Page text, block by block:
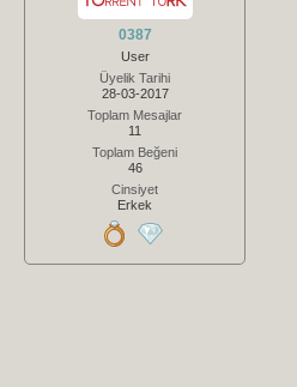
0387
User
Üyelik Tarihi
28-03-2017
Toplam Mesajlar
11
Toplam Beğeni
46
Cinsiyet
Erkek